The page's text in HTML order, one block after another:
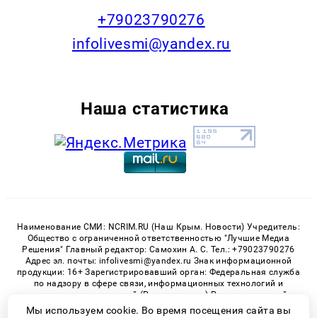
+79023790276
infolivesmi@yandex.ru
Наша статистика
Наименование СМИ: NCRIM.RU (Наш Крым. Новости) Учредитель:
Общество с ограниченной ответственностью "Лучшие Медиа
Решения" Главный редактор: Самохин А. С. Тел.: +79023790276
Адрес эл. почты: infolivesmi@yandex.ru Знак информационной
продукции: 16+ Зарегистрировавший орган: Федеральная служба
по надзору в сфере связи, информационных технологий и
массовых коммуникаций (Роскомнадзор) Регистрационный
номер СМИ ЭЛ № ФС 77 - 81150 от 02.06.2021
Мы используем cookie. Во время посещения сайта вы